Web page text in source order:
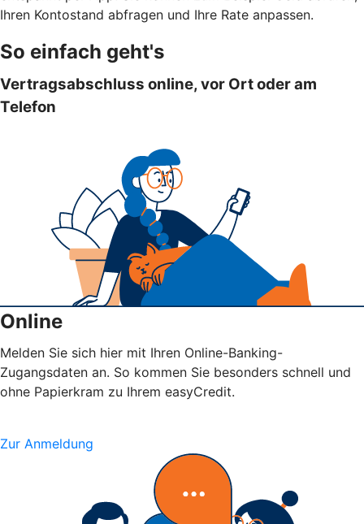
Ihren Kontostand abfragen und Ihre Rate anpassen.
So einfach geht's
Vertragsabschluss online, vor Ort oder am
Telefon
Online
Melden Sie sich hier mit Ihren Online-Banking-
Zugangsdaten an. So kommen Sie besonders schnell und
ohne Papierkram zu Ihrem easyCredit.
Zur Anmeldung